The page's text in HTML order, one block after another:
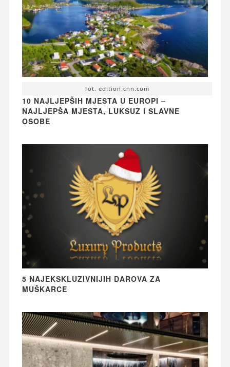
fot. edition.cnn.com
10 NAJLJEPŠIH MJESTA U EUROPI –
NAJLJEPŠA MJESTA, LUKSUZ I SLAVNE
OSOBE
5 NAJEKSKLUZIVNIJIH DAROVA ZA
MUŠKARCE